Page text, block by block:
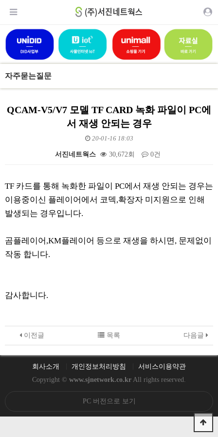
자주묻는질문
QCAM-V5/V7 모델 TF CARD 녹화 파일이 PC에
서 재생 안되는 경우
20-01-16 18:03
서진네트웍스 30,672회 0건
TF 카드를 통해 녹화한 파일이 PC에서 재생 안되는 경우는
이용중이신 플레이어에서 코덱,확장자 미지원으로 인해
발생되는 경우입니다.
곰플레이어,KM플레이어 등으로 재생을 하시면, 문제없이
작동 합니다.
감사합니다.
이전글 다음글
목록
회사소개 개인정보처리방침
서비스이용약관
Copyright © www.sjnetwork.co.kr All rights reserved.
PC 버전으로 보기